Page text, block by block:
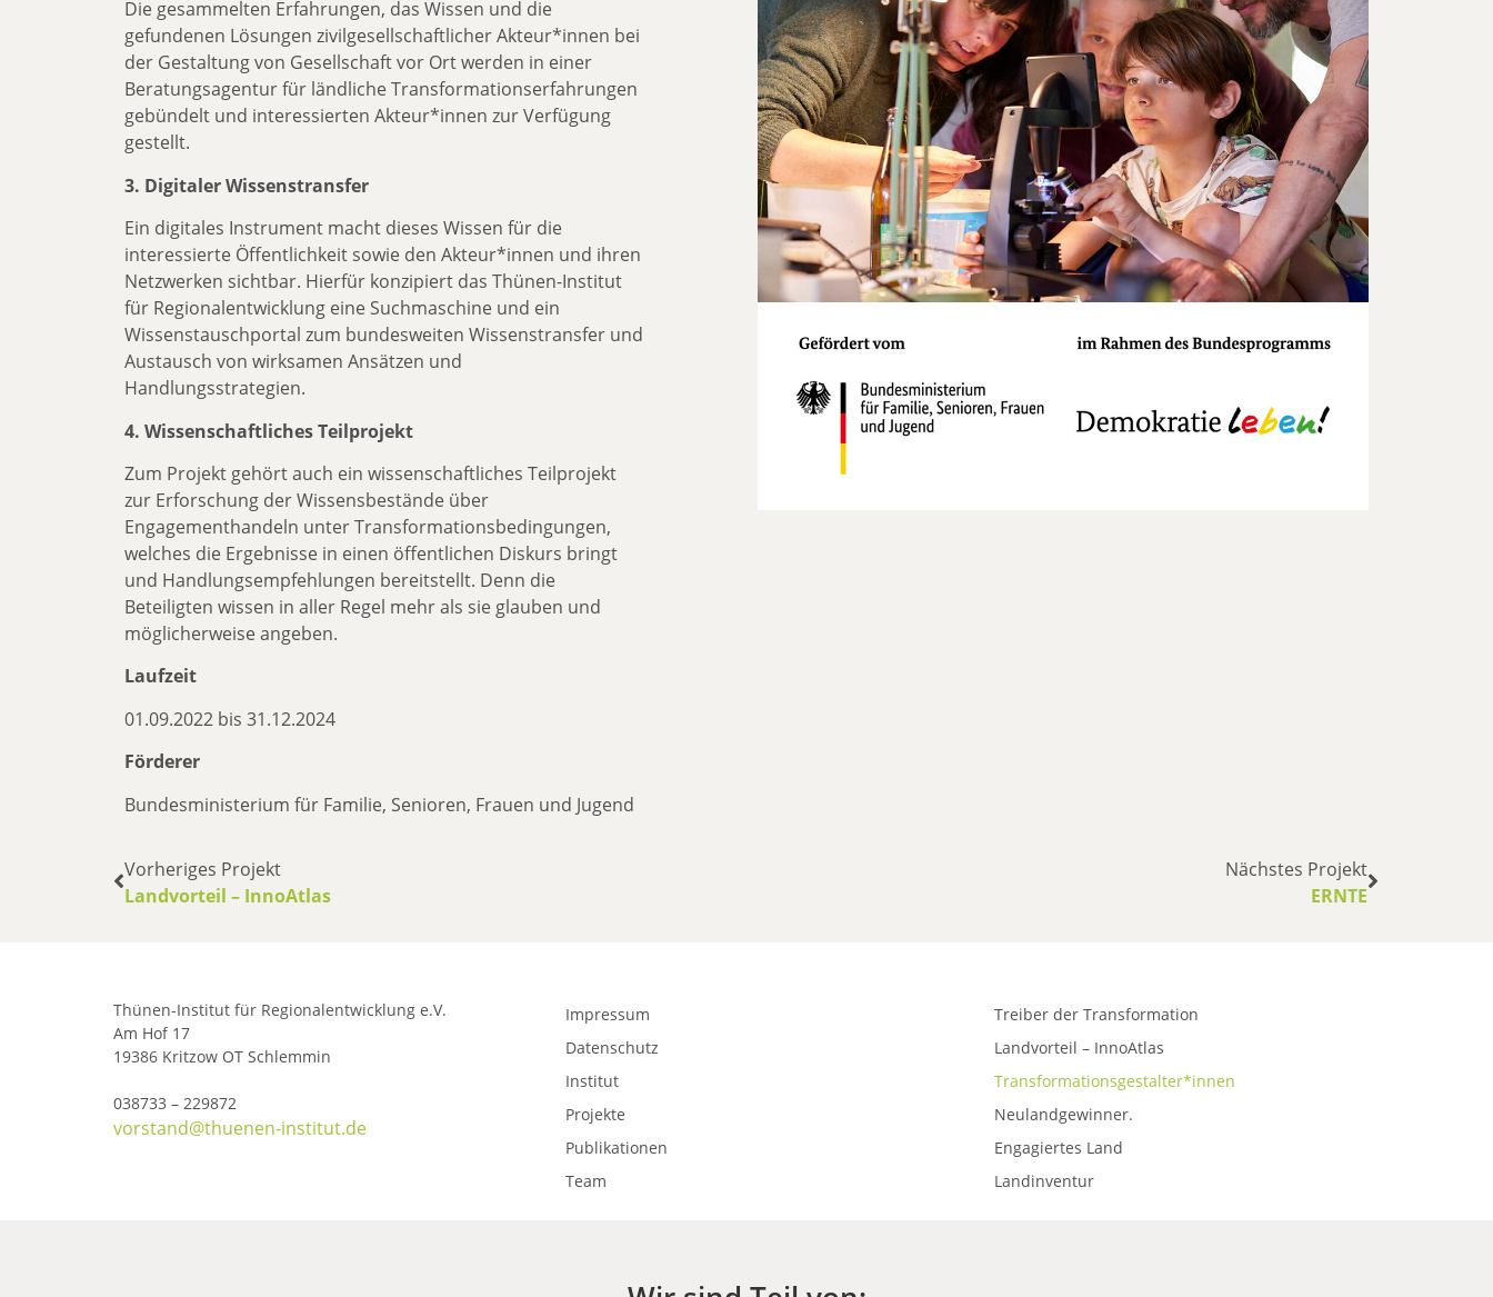
Die gesammelten Erfahrungen, das Wissen und die
gefundenen Lösungen zivilgesellschaftlicher Akteur*innen bei
der Gestaltung von Gesellschaft vor Ort werden in einer
Beratungsagentur für ländliche Transformationserfahrungen
gebündelt und interessierten Akteur*innen zur Verfügung
gestellt.
3. Digitaler Wissenstransfer
Ein digitales Instrument macht dieses Wissen für die
interessierte Öffentlichkeit sowie den Akteur*innen und ihren
Netzwerken sichtbar. Hierfür konzipiert das Thünen-Institut
für Regionalentwicklung eine Suchmaschine und ein
Wissenstauschportal zum bundesweiten Wissenstransfer und
Austausch von wirksamen Ansätzen und
Handlungsstrategien.
4. Wissenschaftliches Teilprojekt
Zum Projekt gehört auch ein wissenschaftliches Teilprojekt
zur Erforschung der Wissensbestände über
Engagementhandeln unter Transformationsbedingungen,
welches die Ergebnisse in einen öffentlichen Diskurs bringt
und Handlungsempfehlungen bereitstellt. Denn die
Beteiligten wissen in aller Regel mehr als sie glauben und
möglicherweise angeben.
Laufzeit
01.09.2022 bis 31.12.2024
Förderer
Bundesministerium für Familie, Senioren, Frauen und Jugend
Vorheriges Projekt
Landvorteil – InnoAtlas
Nächstes Projekt
ERNTE
Thünen-Institut für Regionalentwicklung e.V.
Am Hof 17
19386 Kritzow OT Schlemmin
038733 – 229872
vorstand@thuenen-institut.de
Impressum
Datenschutz
Institut
Projekte
Publikationen
Team
Treiber der Transformation
Landvorteil – InnoAtlas
Transformationsgestalter*innen
Neulandgewinner.
Engagiertes Land
Landinventur